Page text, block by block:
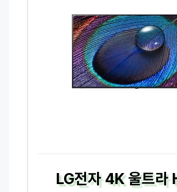
LG전자 4K 울트라